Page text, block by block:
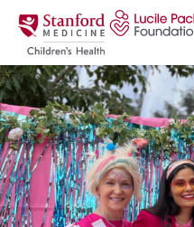
콘텐츠로 건너뛰기